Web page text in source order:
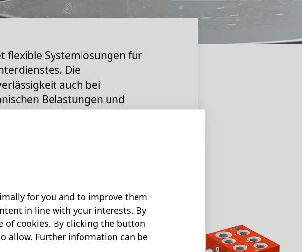
flexible Systemlösungen für
Die
auch bei
Belastungen und
for you and to improve them
in line with your interests. By
of cookies. By clicking the button
allow. Further information can be